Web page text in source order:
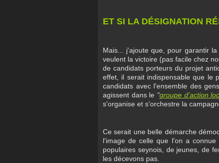
ET SI LA DÉSIGNATION
Mais... j'ajoute que, pour garantir
veulent la victoire (pas facile chez
de candidats porteurs du projet
effet, il serait indispensable que le
candidats avec l'ensemble des
agissent dans le "groupe d'action
s'organise et s'orchestre la
Ce serait une belle démarche
l'image de celle que l'on a connue
populaires seynois, de jeunes, de
les décevons pas.